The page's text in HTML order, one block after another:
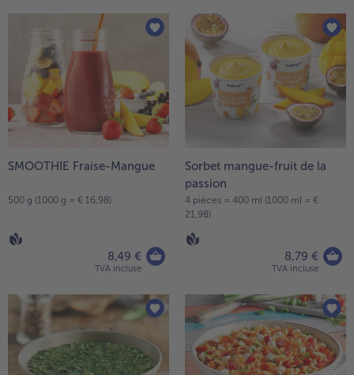
SMOOTHIE Fraise-Mangue
500 g (1000 g = € 16,98)
8,49 €
TVA incluse
Sorbet mangue-fruit de la
passion
4 pièces = 400 ml (1000 ml = €
21,98)
8,79 €
TVA incluse